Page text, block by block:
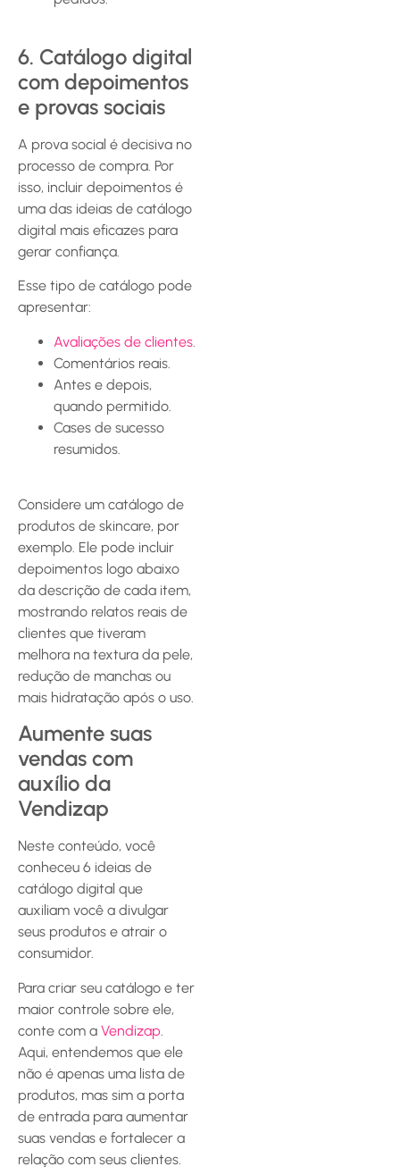
6. Catálogo digital
com depoimentos
e provas sociais
A prova social é decisiva no
processo de compra. Por
isso, incluir depoimentos é
uma das ideias de catálogo
digital mais eficazes para
gerar confiança.
Esse tipo de catálogo pode
apresentar:
Avaliações de clientes
Comentários reais.
Antes e depois,
quando permitido.
Cases de sucesso
resumidos.
Considere um catálogo de
produtos de skincare, por
exemplo. Ele pode incluir
depoimentos logo abaixo
da descrição de cada item,
mostrando relatos reais de
clientes que tiveram
melhora na textura da pele,
redução de manchas ou
mais hidratação após o uso.
Aumente suas
vendas com
auxílio da
Vendizap
Neste conteúdo, você
conheceu 6 ideias de
catálogo digital que
auxiliam você a divulgar
seus produtos e atrair o
consumidor.
Para criar seu catálogo e ter
maior controle sobre ele,
conte com a Vendizap
Aqui, entendemos que ele
não é apenas uma lista de
produtos, mas sim a porta
de entrada para aumentar
suas vendas e fortalecer a
relação com seus clientes.